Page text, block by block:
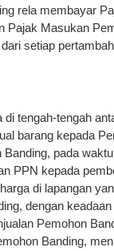
rela membayar
Pajak Masukan
setiap
tengah-tengah
barang kepada
pada
PPN kepada
di lapangan
dengan
Pemohon
Banding,